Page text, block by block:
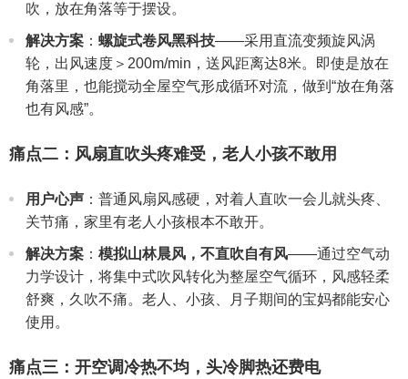
吹，放在角落等于摆设。
解决方案 ： 螺旋式卷风黑科技——采用直流变频旋风涡
轮，出风速度＞200m/min，送风距离达8米。即使是放在
角落里，也能搅动全屋空气形成循环对流，做到“放在角落
也有风感”。
痛点二：风扇直吹头疼难受，老人小孩不敢用
用户心声 ：普通风扇风感硬，对着人直吹一会儿就头疼、
关节痛，家里有老人小孩根本不敢开。
解决方案 ： 模拟山林晨风，不直吹自有风——通过空气动
力学设计，将集中式吹风转化为整屋空气循环，风感轻柔
舒爽，久吹不痛。老人、小孩、月子期间的宝妈都能安心
使用。
痛点三：开空调冷热不均，头冷脚热还费电